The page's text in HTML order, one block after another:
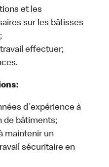
et les
sur les bâtisses
travail effectuer;
d'expérience à
de bâtiments;
maintenir un
sécuritaire en